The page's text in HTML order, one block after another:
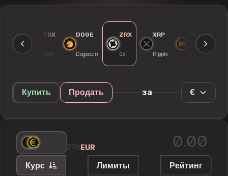
NEO
TRX
Tron
DOGE
Dogecoin
ZRX
0x
XRP
Ripple
SHIB
Купить Продать за €
ZRX EUR
Курс Лимиты Рейтинг